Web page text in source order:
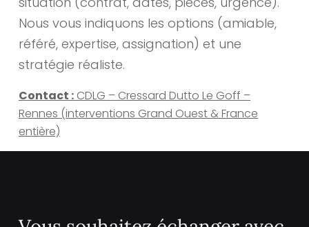
Nous vous indiquons les options (amiable,
référé, expertise, assignation) et une
stratégie réaliste.
Contact : CDLG – Cressard Dutto Le Goff –
Rennes (interventions Grand Ouest & France
entière)